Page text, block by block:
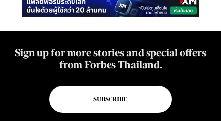
Sign up for more stories and special offers
from Forbes Thailand.
SUBSCRIBE